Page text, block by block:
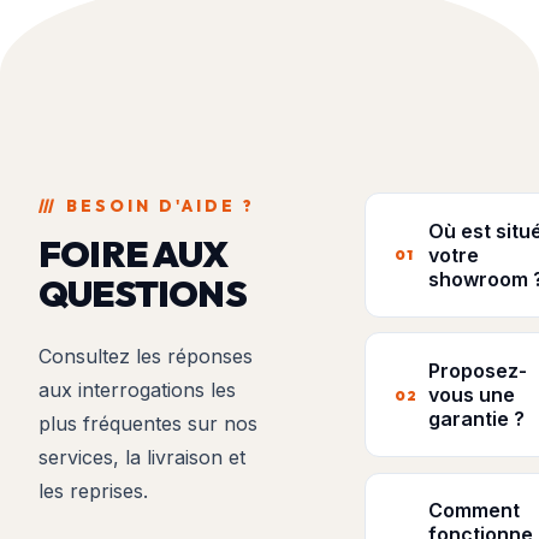
/// BESOIN D'AIDE ?
FOIRE AUX
QUESTIONS
Consultez les réponses
aux interrogations les
plus fréquentes sur nos
services, la livraison et
les reprises.
01
Où est
votre
showroom
Nous sommes
au 13 Rue de
à Chauray
proche de
02
Proposez-
vous une
garantie ?
Oui,
nos véhicules
expertisés par
Comment